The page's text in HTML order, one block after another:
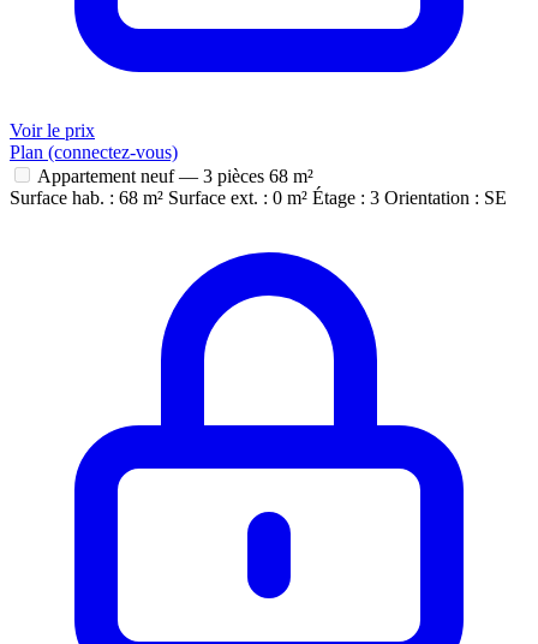
Voir le prix
Plan (connectez-vous)
Appartement neuf — 3 pièces 68 m²
Surface hab. : 68 m² Surface ext. : 0 m² Étage : 3 Orientation : SE